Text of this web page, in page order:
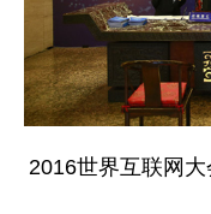
2016世界互联网